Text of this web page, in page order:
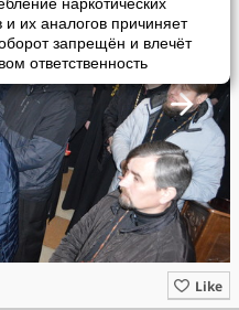
их аналогов причиняет
запрещён и влечёт
ответственность
Like